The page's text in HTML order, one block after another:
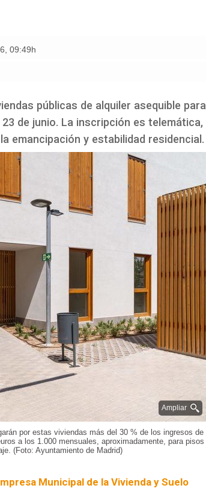
, 09:49h
públicas de alquiler asequible para
de junio. La inscripción es telemática,
emancipación y estabilidad residencial.
Ampliar
por estas viviendas más del 30 % de los ingresos de
a los 1.000 mensuales, aproximadamente, para pisos
(Foto: Ayuntamiento de Madrid)
Municipal de la Vivienda y Suelo